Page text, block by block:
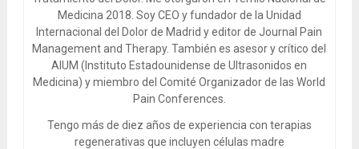
Medicina 2018. Soy CEO y fundador de la Unidad
Internacional del Dolor de Madrid y editor de Journal Pain
Management and Therapy. También es asesor y crítico del
AIUM (Instituto Estadounidense de Ultrasonidos en
Medicina) y miembro del Comité Organizador de las World
Pain Conferences.
Tengo más de diez años de experiencia con terapias
regenerativas que incluyen células madre